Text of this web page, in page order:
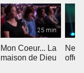
25 min
Mon Coeur... La
maison de Dieu
Ne